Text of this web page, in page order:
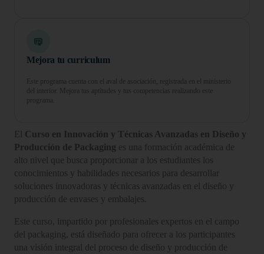
Mejora tu curriculum
Este programa cuenta con el aval de asociación, registrada en el ministerio
del interior. Mejora tus aptitudes y tus competencias realizando este
programa.
El Curso en Innovación y Técnicas Avanzadas en Diseño y
Producción de Packaging es una formación académica de
alto nivel que busca proporcionar a los estudiantes los
conocimientos y habilidades necesarios para desarrollar
soluciones innovadoras y técnicas avanzadas en el diseño y
producción de envases y embalajes.
Este curso, impartido por profesionales expertos en el campo
del packaging, está diseñado para ofrecer a los participantes
una visión integral del proceso de diseño y producción de